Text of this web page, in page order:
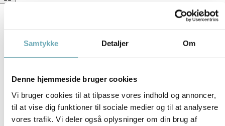
Samtykke Detaljer Om
Denne hjemmeside bruger cookies
Vi bruger cookies til at tilpasse vores indhold og annoncer,
til at vise dig funktioner til sociale medier og til at analysere
vores trafik. Vi deler også oplysninger om din brug af
Navigation
Brochure